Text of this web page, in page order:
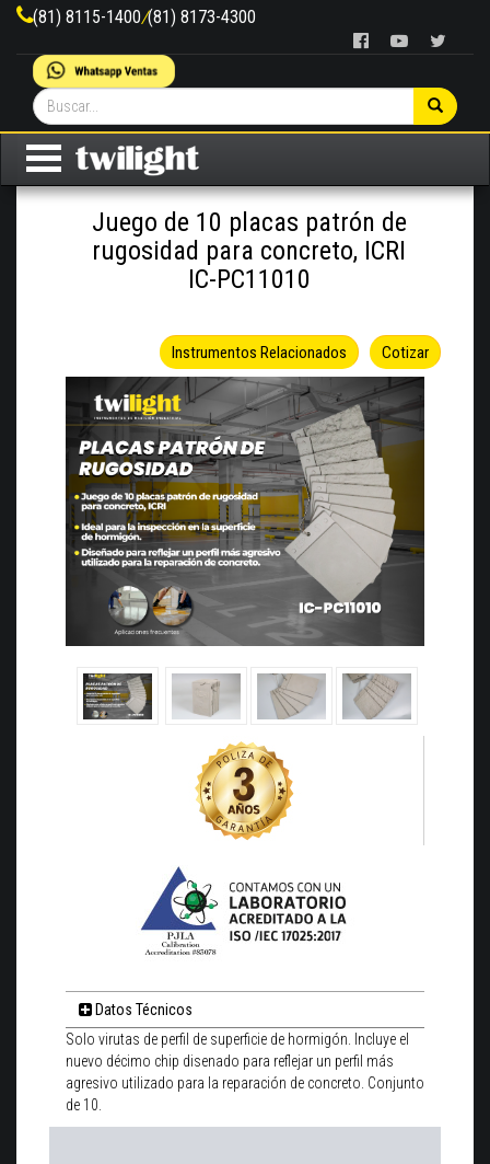
(81) 8115-1400/(81) 8173-4300
Juego de 10 placas patrón de
rugosidad para concreto, ICRI
IC-PC11010
Cotizar
Instrumentos Relacionados
Datos Técnicos
Solo virutas de perfil de superficie de hormigón. Incluye el
nuevo décimo chip disenado para reflejar un perfil más
agresivo utilizado para la reparación de concreto. Conjunto
de 10.